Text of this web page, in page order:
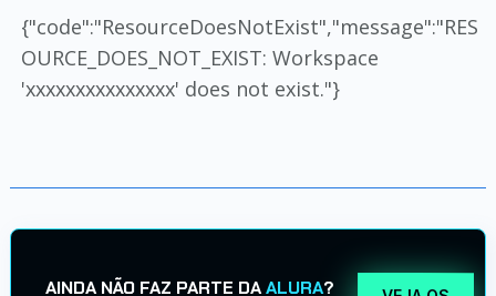
{"code":"ResourceDoesNotExist","message":"RES
OURCE_DOES_NOT_EXIST: Workspace
'xxxxxxxxxxxxxxx' does not exist."}
AINDA NÃO FAZ PARTE DAALURA?